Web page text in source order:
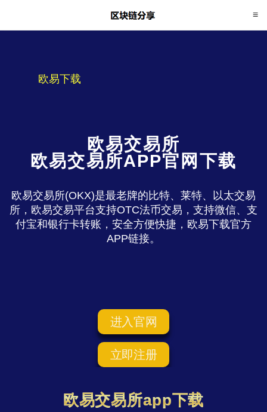
欧易下载
欧易交易所
欧易交易所APP官网下载
欧易交易所(OKX)是最老牌的比特、莱特、以太交易
所，欧易交易平台支持OTC法币交易，支持微信、支
付宝和银行卡转账，安全方便快捷，欧易下载官方
APP链接。
进入官网
立即注册
欧易交易所app下载